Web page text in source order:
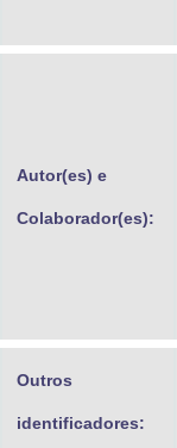
Autor(es) e
Colaborador(es):
Outros
identificadores: